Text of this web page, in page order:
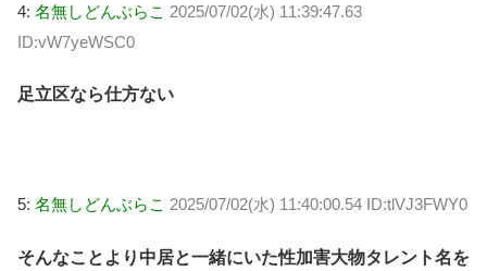
4: 名無しどんぶらこ 2025/07/02(水) 11:39:47.63
ID:vW7yeWSC0
足立区なら仕方ない
5: 名無しどんぶらこ 2025/07/02(水) 11:40:00.54 ID:tlVJ3FWY0
そんなことより中居と一緒にいた性加害大物タレント名を